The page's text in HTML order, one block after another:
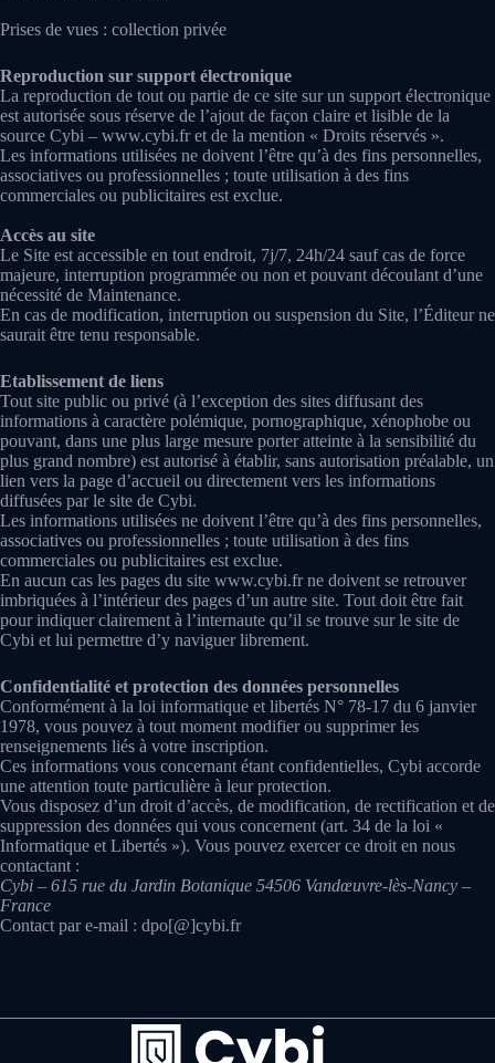
Prises de vues : collection privée
Reproduction sur support électronique
La reproduction de tout ou partie de ce site sur un support électronique
est autorisée sous réserve de l’ajout de façon claire et lisible de la
source Cybi – www.cybi.fr et de la mention « Droits réservés ».
Les informations utilisées ne doivent l’être qu’à des fins personnelles,
associatives ou professionnelles ; toute utilisation à des fins
commerciales ou publicitaires est exclue.
Accès au site
Le Site est accessible en tout endroit, 7j/7, 24h/24 sauf cas de force
majeure, interruption programmée ou non et pouvant découlant d’une
nécessité de Maintenance.
En cas de modification, interruption ou suspension du Site, l’Éditeur ne
saurait être tenu responsable.
Etablissement de liens
Tout site public ou privé (à l’exception des sites diffusant des
informations à caractère polémique, pornographique, xénophobe ou
pouvant, dans une plus large mesure porter atteinte à la sensibilité du
plus grand nombre) est autorisé à établir, sans autorisation préalable, un
lien vers la page d’accueil ou directement vers les informations
diffusées par le site de Cybi.
Les informations utilisées ne doivent l’être qu’à des fins personnelles,
associatives ou professionnelles ; toute utilisation à des fins
commerciales ou publicitaires est exclue.
En aucun cas les pages du site www.cybi.fr ne doivent se retrouver
imbriquées à l’intérieur des pages d’un autre site. Tout doit être fait
pour indiquer clairement à l’internaute qu’il se trouve sur le site de
Cybi et lui permettre d’y naviguer librement.
Confidentialité et protection des données personnelles
Conformément à la loi informatique et libertés N° 78-17 du 6 janvier
1978, vous pouvez à tout moment modifier ou supprimer les
renseignements liés à votre inscription.
Ces informations vous concernant étant confidentielles, Cybi accorde
une attention toute particulière à leur protection.
Vous disposez d’un droit d’accès, de modification, de rectification et de
suppression des données qui vous concernent (art. 34 de la loi «
Informatique et Libertés »). Vous pouvez exercer ce droit en nous
contactant :
Cybi – 615 rue du Jardin Botanique 54506 Vandœuvre-lès-Nancy –
France
Contact par e-mail : dpo[@]cybi.fr